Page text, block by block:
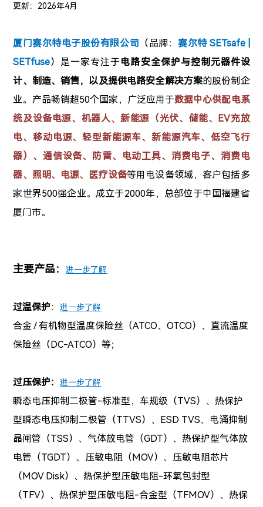
更新：2026年4月
厦门赛尔特电子股份有限公司 （品牌：赛尔特 SETsafe |
SETfuse）是一家专注于电路安全保护与控制元器件设
计、制造、销售，以及提供电路安全解决方案的股份制企
业。产品畅销超50个国家，广泛应用于数据中心供配电系
统及设备电源、 机器人、新能源（光伏、储能、EV充放
电、移动电源、轻型新能源车、新能源汽车、低空飞行
器）、通信设备、防雷、电动工具、消费电子、消费电
器、照明、
电源、 医疗设备等用电设备领域，客户包括多
家世界500强企业。 成立于2000年，总部位于中国福建省
厦门市。
主要产品：进一步了解
过温保护：进一步了解
合金 / 有机物型温度保险丝（ATCO、OTCO）、直流温度
保险丝（DC-ATCO）等；
过压保护：进一步了解
瞬态电压抑制二极管-标准型，车规级（TVS）、热保护
型瞬态电压抑制二极管（TTVS）、ESD TVS、电涌抑制
晶闸管（TSS）、气体放电管（GDT）、热保护型气体放
电管（TGDT）、压敏电阻（MOV）、 压敏电阻芯片
（MOV Disk）、热保护型压敏电阻-环氧包封型
（TFV）、热保护型压敏电阻-合金型（TFMOV）、热保